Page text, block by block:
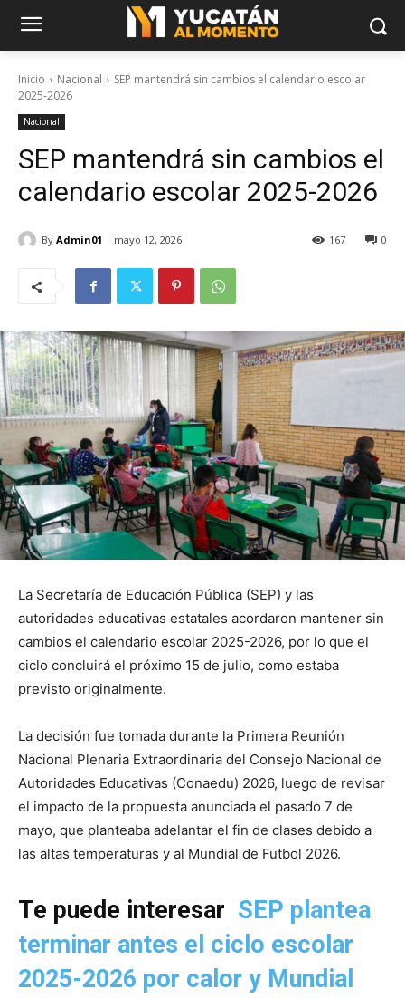
Inicio Nacional
SEP mantendrá sin cambios el calendario escolar
2025-2026
Nacional
SEP mantendrá sin cambios el
calendario escolar 2025-2026
By Admin01 mayo 12, 2026 0
167
La Secretaría de Educación Pública (SEP) y las
autoridades educativas estatales acordaron mantener sin
cambios el calendario escolar 2025-2026, por lo que el
ciclo concluirá el próximo 15 de julio, como estaba
previsto originalmente.
La decisión fue tomada durante la Primera Reunión
Nacional Plenaria Extraordinaria del Consejo Nacional de
Autoridades Educativas (Conaedu) 2026, luego de revisar
el impacto de la propuesta anunciada el pasado 7 de
mayo, que planteaba adelantar el fin de clases debido a
las altas temperaturas y al Mundial de Futbol 2026.
Te puede interesar SEP plantea
terminar antes el ciclo escolar
2025-2026 por calor y Mundial